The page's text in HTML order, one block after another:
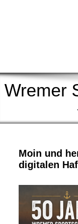
Wremer
Moin und
digitalen